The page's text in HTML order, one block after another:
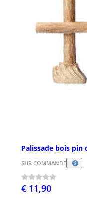
Palissade bois pin
SUR COMMANDE
€ 11,90